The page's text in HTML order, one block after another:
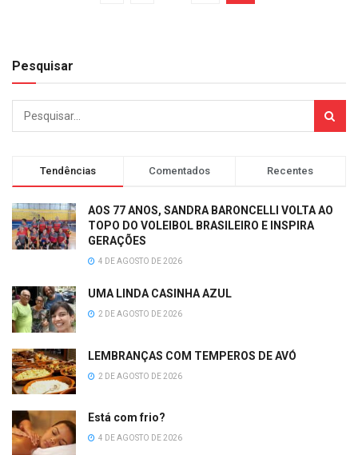
Pesquisar
Tendências Comentados Recentes
AOS 77 ANOS, SANDRA BARONCELLI VOLTA AO
TOPO DO VOLEIBOL BRASILEIRO E INSPIRA
GERAÇÕES
4 DE AGOSTO DE 2026
UMA LINDA CASINHA AZUL
2 DE AGOSTO DE 2026
LEMBRANÇAS COM TEMPEROS DE AVÓ
2 DE AGOSTO DE 2026
Está com frio?
4 DE AGOSTO DE 2026